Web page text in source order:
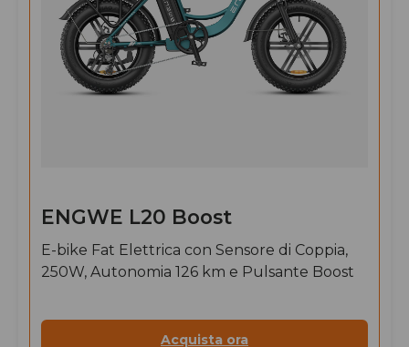
ENGWE L20 Boost
E-bike Fat Elettrica con Sensore di Coppia,
250W, Autonomia 126 km e Pulsante Boost
Acquista ora